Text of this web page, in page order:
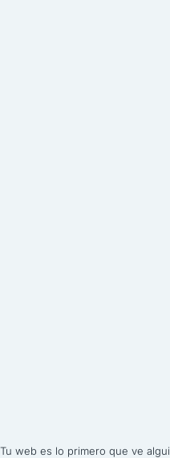
Tu web es lo primero que ve